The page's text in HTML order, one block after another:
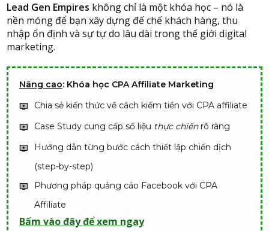
Lead Gen Empires không chỉ là một khóa học – nó là
nền móng để bạn xây dựng đế chế khách hàng, thu
nhập ổn định và sự tự do lâu dài trong thế giới digital
marketing.
Nâng cao: Khóa học CPA Affiliate Marketing
Chia sẻ kiến thức về cách kiếm tiền với CPA affiliate
Case Study cung cấp số liệu thực chiếnrõ ràng
Hướng dẫn từng bước cách thiết lập chiến dịch
(step-by-step)
Phương pháp quảng cáo Facebook với CPA
Affiliate
Bấm vào đây để xem ngay